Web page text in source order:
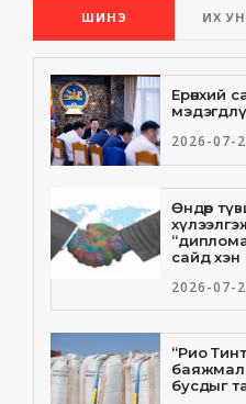
ШИНЭ ИХ
Ерөнхий
2026-07-
Өндөр
сайд хэн
2026-07-
“Рио
баяжмал
бусдыг